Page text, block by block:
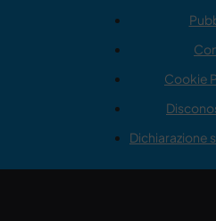
Cookie
Dichiarazione